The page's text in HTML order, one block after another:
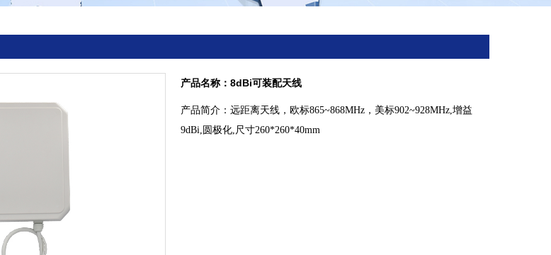
产品名称：8dBi可装配天线
产品简介：远距离天线，欧标865~868MHz，美标902~928MHz,增益
9dBi,圆极化,尺寸260*260*40mm